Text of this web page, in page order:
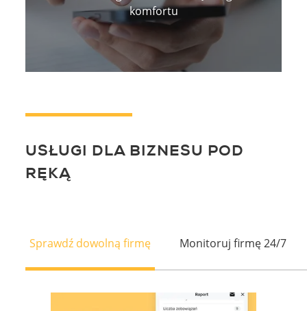
komfortu
USŁUGI DLA BIZNESU POD
RĘKĄ
Sprawdź dowolną firmę Monitoruj firmę 24/7